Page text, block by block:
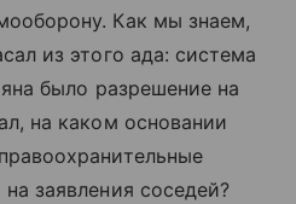
Как мы знаем,
из этого ада: система
было разрешение на
на каком основании
заявления соседей?